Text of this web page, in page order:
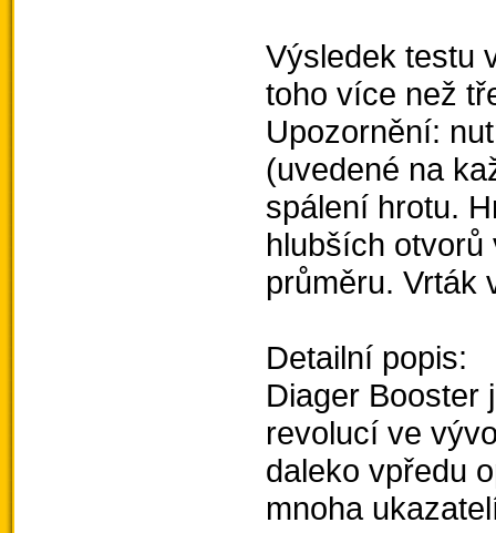
Výsledek testu
toho více než
Upozornění:
(uvedené na
spálení hrotu.
hlubších
průměru. Vrták
Detailní popis:
Diager Booster
revolucí ve
daleko vpředu
mnoha